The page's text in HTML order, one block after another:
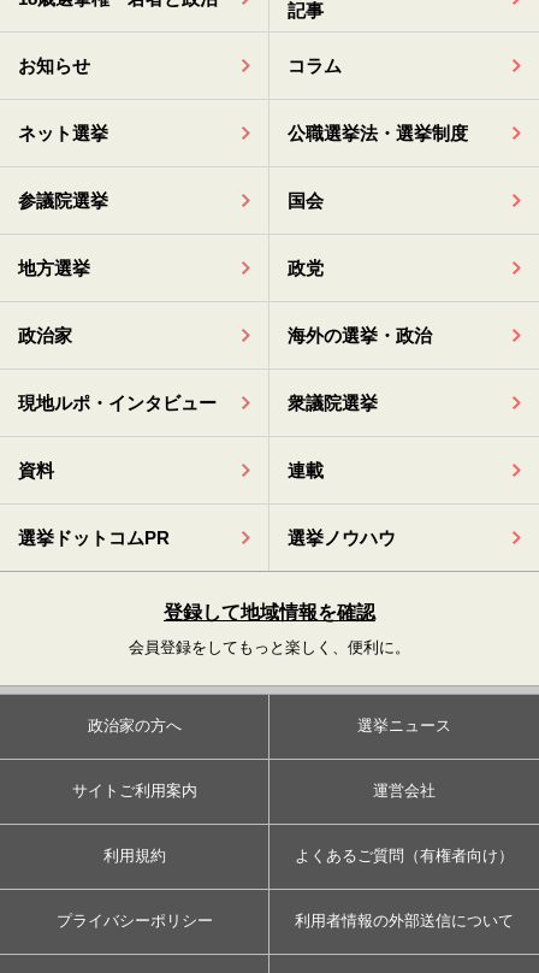
記事
お知らせ コラム
ネット選挙 公職選挙法・選挙制度
参議院選挙 国会
地方選挙 政党
政治家 海外の選挙・政治
現地ルポ・インタビュー 衆議院選挙
資料 連載
選挙ドットコムPR 選挙ノウハウ
登録して地域情報を確認
会員登録をしてもっと楽しく、便利に。
政治家の方へ 選挙ニュース
サイトご利用案内 運営会社
利用規約 よくあるご質問（有権者向け）
プライバシーポリシー 利用者情報の外部送信について